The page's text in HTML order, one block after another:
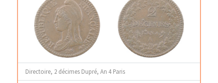
Directoire, 2 décimes Dupré, An 4 Paris